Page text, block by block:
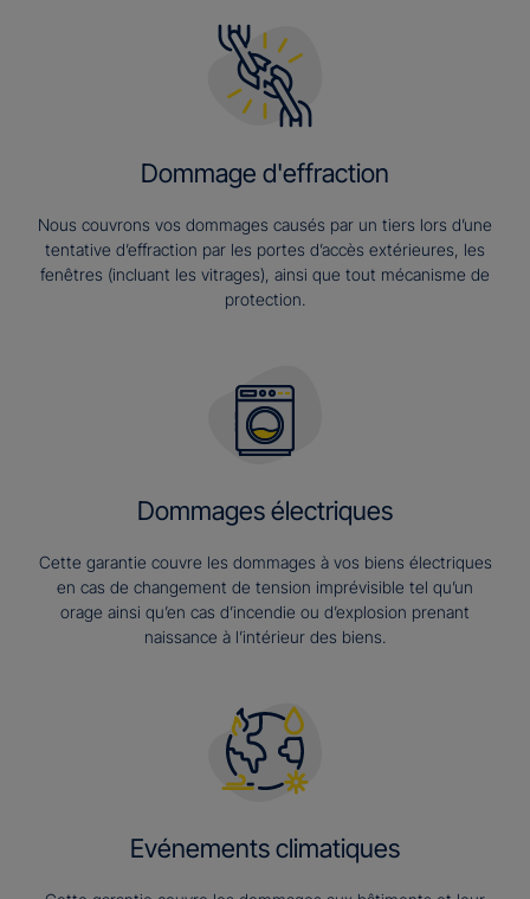
Dommage d'effraction
Nous couvrons vos dommages causés par un tiers lors d’une
tentative d’effraction par les portes d’accès extérieures, les
fenêtres (incluant les vitrages), ainsi que tout mécanisme de
protection.
Dommages électriques
Cette garantie couvre les dommages à vos biens électriques
en cas de changement de tension imprévisible tel qu’un
orage ainsi qu’en cas d’incendie ou d’explosion prenant
naissance à l’intérieur des biens.
Evénements climatiques